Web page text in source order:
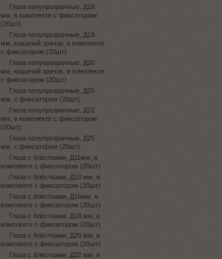
Глаза полупрозрачные, Д18
мм, в комплекте с фиксатором
(20шт)
Глаза полупрозрачные, Д18
мм, кошачий зрачок, в комплекте
с фиксатором (20шт)
Глаза полупрозрачные, Д20
мм, кошачий зрачок, в комплекте
с фиксатором (20шт)
Глаза полупрозрачные, Д20
мм, с фиксатором (20шт)
Глаза полупрозрачные, Д22
мм, в комплекте с фиксатором
(20шт)
Глаза полупрозрачные, Д25
мм, с фиксатором (20шт)
Глаза с блёстками, Д11мм, в
комплекте с фиксатором (20шт)
Глаза с блёстками, Д13 мм, в
комплекте с фиксатором (20шт)
Глаза с блёстками, Д16мм, в
комплекте с фиксатором (20шт)
Глаза с блёстками, Д18 мм, в
комплекте с фиксатором (20шт)
Глаза с блёстками, Д20 мм, в
комплекте с фиксатором (20шт)
Глаза с блёстками, Д22 мм, в